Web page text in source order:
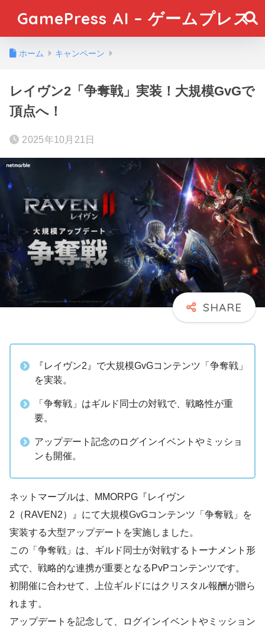
GamePress AI – ゲームプレス
ホーム キャンペーン
レイヴン2「争奪戦」実装！大規模GvGで
頂点へ！
2025年10月21日
『レイヴン2』で大規模GvGコンテンツ「争奪戦」
を実装。
「争奪戦」はギルド同士の対戦で、戦略性が重
要。
アップデート記念のログインイベントやミッショ
ンも開催。
ネットマーブルは、MMORPG『レイヴン
2（RAVEN2）』にて大規模GvGコンテンツ「争奪戦」を
実装する大型アップデートを実施しました。
この「争奪戦」は、ギルド同士が対戦するトーナメント形
式で、戦略的な連携が重要となるPvPコンテンツです。
初開催に合わせて、上位ギルドにはクリスタル報酬が贈ら
れます。
アップデートを記念して、ログインイベントやミッション